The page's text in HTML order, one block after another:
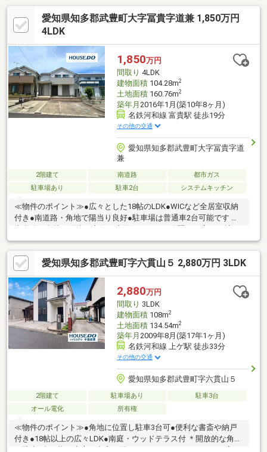
愛知県知多郡武豊町大字冨貴字道兼 1,850万円
4LDK
1,850万円
間取り 4LDK
建物面積104.28m2
土地面積160.76m2
築年月 2016年1月(築10年8ヶ月)
名鉄河和線 富貴駅 徒歩19分
その他の交通
愛知県知多郡武豊町大字冨貴字道
兼
2階建て 南道路
都市ガス
駐車場あり
駐車2台 システムキッチン
≪物件のポイント≫●広々とした18帖のLDK●WICなど全居室収納
付き●南道路・角地で陽当り良好●駐車場は普通車2台可能です ＊
南道路の角地で陽当り良好！水回りがとても綺麗で、広々18帖の
LDKがある4LDKです。 ≪周辺環境のポイント≫●富貴保育園まで
徒歩3分●富貴小学校まで徒歩14分●高台にあり水害に強い立地 ＊
保育園まで徒歩3分と子育てに安心！高台に位置する、落ち着いた
閑静な住宅街です。
愛知県知多郡武豊町字六貫山５ 2,880万円 3LDK
2,880万円
間取り 3LDK
建物面積108m2
土地面積134.54m2
築年月 2009年8月(築17年1ヶ月)
名鉄河和線 上ゲ駅 徒歩33分
その他の交通
愛知県知多郡武豊町字六貫山５
2階建て 駐車場あり
駐車3台
オール電化
所有権
≪物件のポイント≫●角地に位置し駐車3台可●便利な書斎や納戸
付き●18帖以上の広々LDK●南庭・ウッドテラス付 ＊開放的な角地